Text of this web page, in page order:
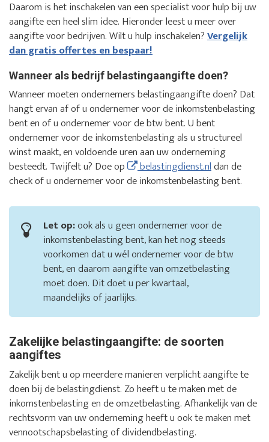
Daarom is het inschakelen van een specialist voor hulp bij uw
aangifte een heel slim idee. Hieronder leest u meer over
aangifte voor bedrijven. Wilt u hulp inschakelen?Vergelijk
dan gratis offertes en bespaar!
Wanneer als bedrijf belastingaangifte doen?
Wanneer moeten ondernemers belastingaangifte doen? Dat
hangt ervan af of u ondernemer voor de inkomstenbelasting
bent en of u ondernemer voor de btw bent. U bent
ondernemer voor de inkomstenbelasting als u structureel
winst maakt, en voldoende uren aan uw onderneming
besteedt. Twijfelt u? Doe op
belastingdienst.nldan de
check of u ondernemer voor de inkomstenbelasting bent.
Let op:ook als u geen ondernemer voor de
inkomstenbelasting bent, kan het nog steeds
voorkomen dat u wél ondernemer voor de btw
bent, en daarom aangifte van omzetbelasting
moet doen. Dit doet u per kwartaal,
maandelijks of jaarlijks.
Zakelijke belastingaangifte: de soorten
aangiftes
Zakelijk bent u op meerdere manieren verplicht aangifte te
doen bij de belastingdienst. Zo heeft u te maken met de
inkomstenbelasting en de omzetbelasting. Afhankelijk van de
rechtsvorm van uw onderneming heeft u ook te maken met
vennootschapsbelasting of dividendbelasting.